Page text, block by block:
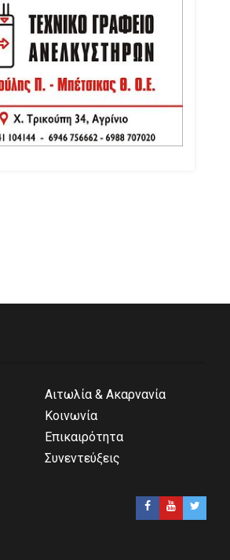
Αιτωλία & Ακαρνανία
Κοινωνία
Επικαιρότητα
Συνεντεύξεις